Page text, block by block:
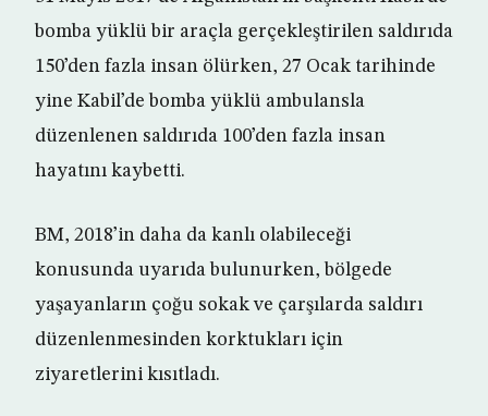
bomba yüklü bir araçla gerçekleştirilen saldırıda
150’den fazla insan ölürken, 27 Ocak tarihinde
yine Kabil’de bomba yüklü ambulansla
düzenlenen saldırıda 100’den fazla insan
hayatını kaybetti.
BM, 2018’in daha da kanlı olabileceği
konusunda uyarıda bulunurken, bölgede
yaşayanların çoğu sokak ve çarşılarda saldırı
düzenlenmesinden korktukları için
ziyaretlerini kısıtladı.